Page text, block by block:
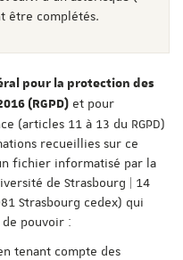
être complétés.
pour la protection des
(RGPD) et pour
(articles 11 à 13 du RGPD)
recueillies sur ce
fichier informatisé par la
de Strasbourg | 14
Strasbourg cedex) qui
pouvoir :
tenant compte des